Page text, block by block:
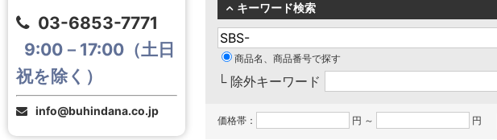
03-6853-7771
9:00－17:00（土日
祝を除く）
info@buhindana.co.jp
キーワード検索
商品名、商品番号で探す
└ 除外キーワード
価格帯： 円 ～ 円